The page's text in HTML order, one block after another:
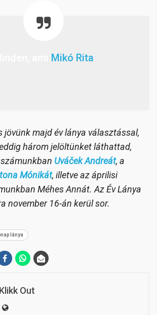
Mikó Rita
jövünk majd év lánya választással,
három jelöltünket láthattad,
Uváček Andreát, a
Mónikát, illetve az áprilisi
Méhes Annát. Az Év Lánya
november 16-án kerül sor.
lánya
Klikk Out